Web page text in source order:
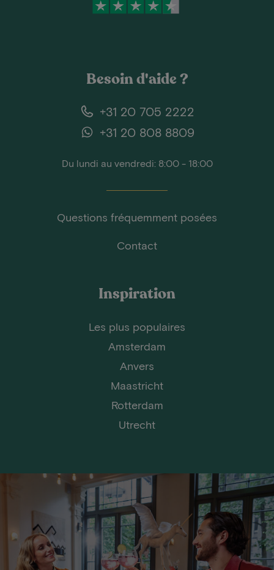
Besoin d'aide ?
+31 20 705 2222
+31 20 808 8809
Du lundi au vendredi: 8:00 - 18:00
Questions fréquemment posées
Contact
Inspiration
Les plus populaires
Amsterdam
Anvers
Maastricht
Rotterdam
Utrecht